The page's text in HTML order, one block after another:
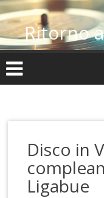
Vai
al
contenutoRitorno
Disco in
Ligabue